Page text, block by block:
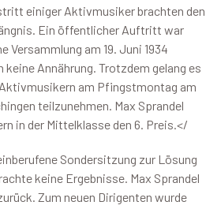
einiger Aktivmusiker brachten den
Ein öffentlicher Auftritt war
Versammlung am 19. Juni 1934
keine Annährung. Trotzdem gelang es
am Pfingstmontag am
teilzunehmen. Max Sprandel
in der Mittelklasse den 6. Preis.</
Sondersitzung zur Lösung
keine Ergebnisse. Max Sprandel
Zum neuen Dirigenten wurde